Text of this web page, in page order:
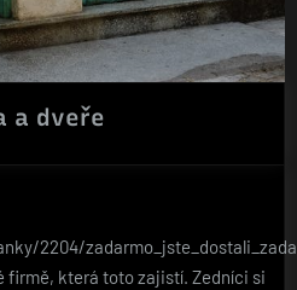
a dveře
2204/
firmě, která toto zajistí. Zedníci si